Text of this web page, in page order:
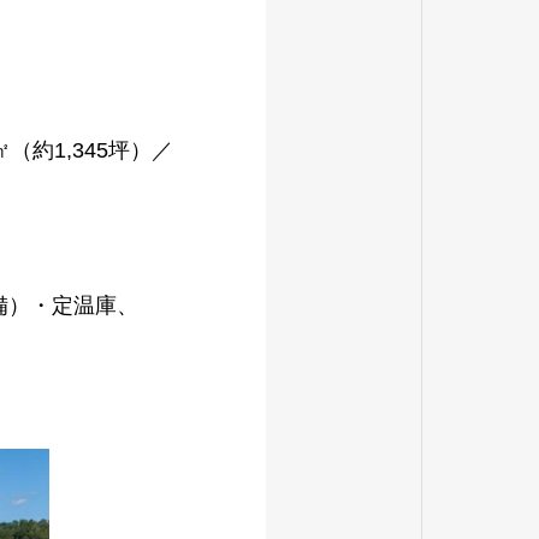
約1,345坪）／
・定温庫、